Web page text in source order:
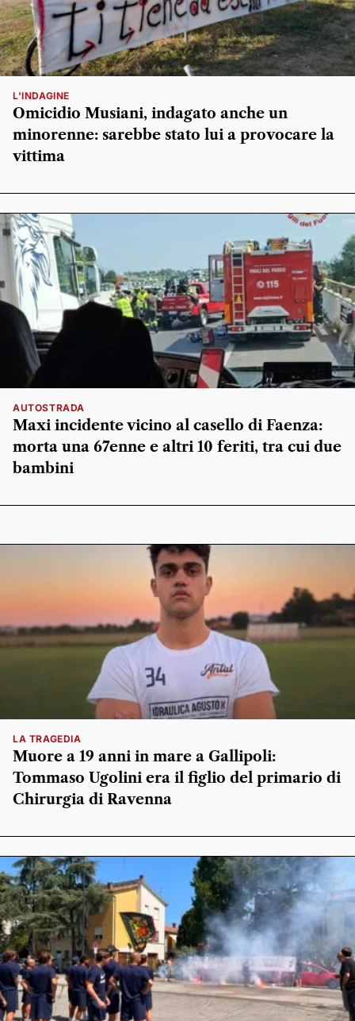
L'INDAGINE
Omicidio Musiani, indagato anche un
minorenne: sarebbe stato lui a provocare la
vittima
AUTOSTRADA
Maxi incidente vicino al casello di Faenza:
morta una 67enne e altri 10 feriti, tra cui due
bambini
LA TRAGEDIA
Muore a 19 anni in mare a Gallipoli:
Tommaso Ugolini era il figlio del primario di
Chirurgia di Ravenna